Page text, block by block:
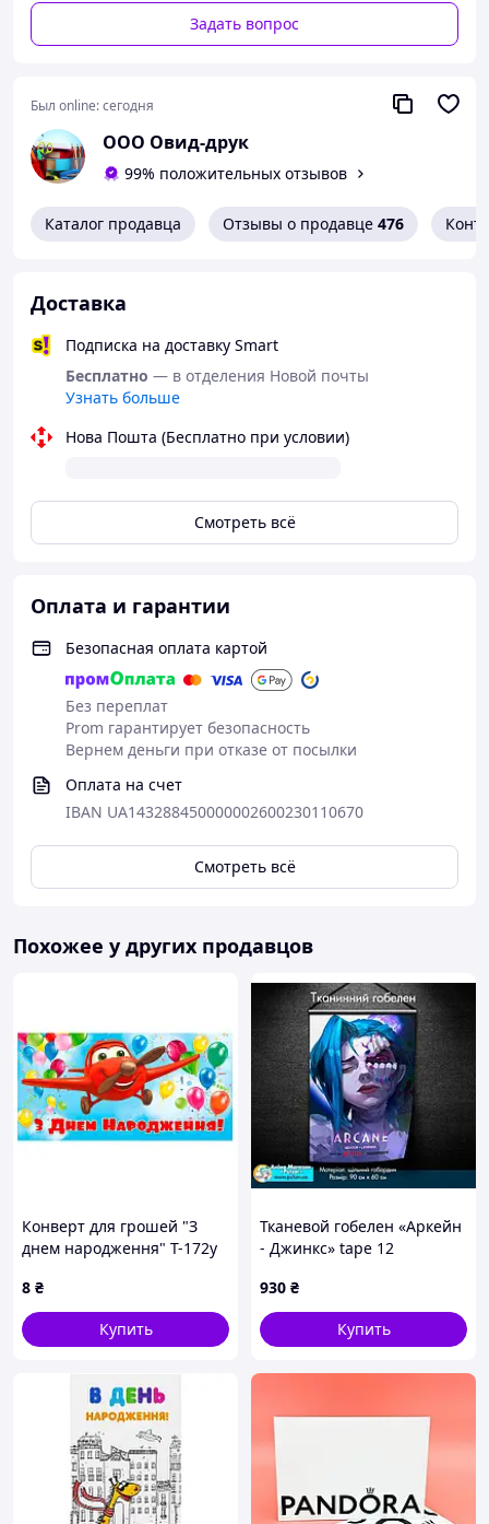
Задать вопрос
Был online:сегодня
ООО Овид-друк
99% положительных отзывов
Каталог продавца Отзывы о продавце 476
Доставка
Подписка на доставку Smart
Бесплатно — в отделения Новой почты
Узнать больше
Нова Пошта (Бесплатно при условии)
Смотреть всё
Оплата и гарантии
Безопасная оплата картой
Без переплат
Prom гарантирует безопасность
Вернем деньги при отказе от посылки
Оплата на счет
IBAN UA143288450000002600230110670
Смотреть всё
Похожее у других продавцов
Конверт для грошей "З
днем народження" Т-172у
8 ₴
Купить
Тканевой гобелен «Аркейн
- Джинкс» tape 12
930 ₴
Купить